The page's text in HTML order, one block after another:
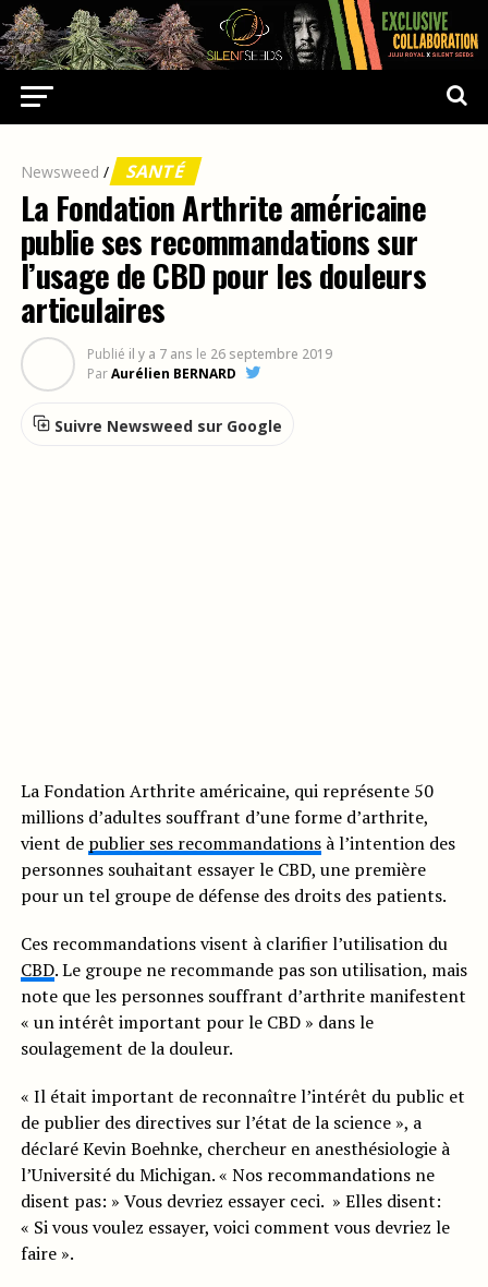
Newsweed / SANTÉ
La Fondation Arthrite américaine
publie ses recommandations sur
l’usage de CBD pour les douleurs
articulaires
Publié il y a 7 ans le 26 septembre 2019
ParAurélien BERNARD
Suivre Newsweed sur Google
La Fondation Arthrite américaine, qui représente 50
millions d’adultes souffrant d’une forme d’arthrite,
vient de publier ses recommandationsà l’intention des
personnes souhaitant essayer le CBD, une première
pour un tel groupe de défense des droits des patients.
Ces recommandations visent à clarifier l’utilisation du
CBD. Le groupe ne recommande pas son utilisation, mais
note que les personnes souffrant d’arthrite manifestent
« un intérêt important pour le CBD » dans le
soulagement de la douleur.
« Il était important de reconnaître l’intérêt du public et
de publier des directives sur l’état de la science », a
déclaré Kevin Boehnke, chercheur en anesthésiologie à
l’Université du Michigan. « Nos recommandations ne
disent pas: » Vous devriez essayer ceci. » Elles disent:
« Si vous voulez essayer, voici comment vous devriez le
faire ».